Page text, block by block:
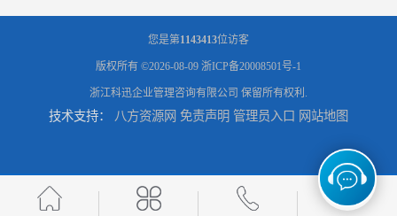
河南省南阳提供矿安认证专业技术服务值得信赖的咨询专家 河南省永城市、民权县、睢县提供矿安认证专业技术服务值得信赖的咨询专家
您是第1143413位访客
版权所有 ©2026-08-09 浙ICP备20008501号-1
浙江科迅企业管理咨询有限公司 保留所有权利.
技术支持： 八方资源网 免责声明 管理员入口 网站地图